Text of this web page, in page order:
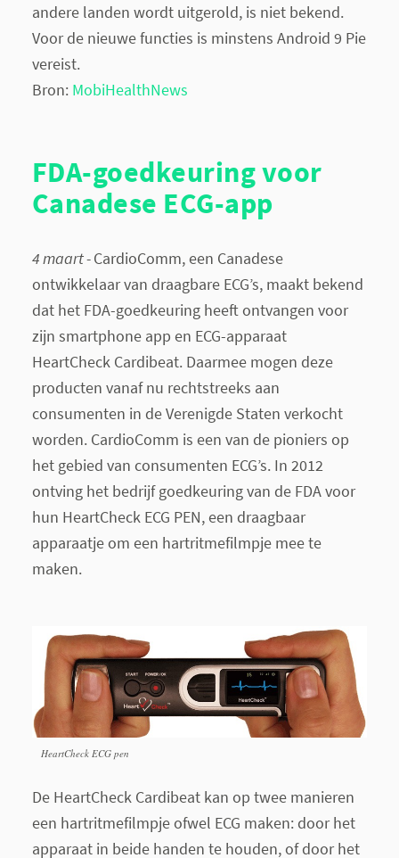
andere landen wordt uitgerold, is niet bekend.
Voor de nieuwe functies is minstens Android 9 Pie
vereist.
Bron: MobiHealthNews
FDA-goedkeuring voor
Canadese ECG-app
4 maart -CardioComm, een Canadese
ontwikkelaar van draagbare ECG’s, maakt bekend
dat het FDA-goedkeuring heeft ontvangen voor
zijn smartphone app en ECG-apparaat
HeartCheck Cardibeat. Daarmee mogen deze
producten vanaf nu rechtstreeks aan
consumenten in de Verenigde Staten verkocht
worden. CardioComm is een van de pioniers op
het gebied van consumenten ECG’s. In 2012
ontving het bedrijf goedkeuring van de FDA voor
hun HeartCheck ECG PEN, een draagbaar
apparaatje om een hartritmefilmpje mee te
maken.
HeartCheck ECG pen
De HeartCheck Cardibeat kan op twee manieren
een hartritmefilmpje ofwel ECG maken: door het
apparaat in beide handen te houden, of door het